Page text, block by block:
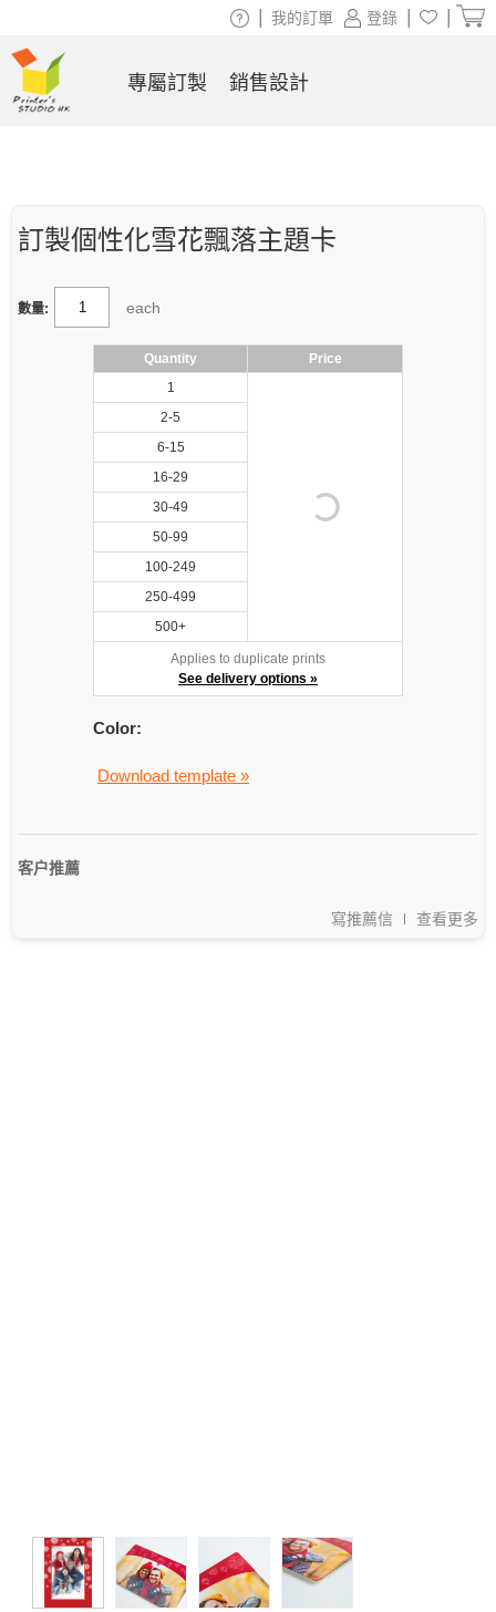
訂製個性化雪花飄落主題卡
數量: each
Quantity
Price
1
2-5
6-15
16-29
30-49
50-99
100-249
250-499
500+
Applies to duplicate prints
See delivery options »
Color:
Download template »
客户推薦
寫推薦信 查看更多
登錄
我的訂單
專屬訂製 銷售設計